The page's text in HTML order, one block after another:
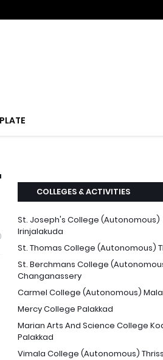
COLLEGES & ACTIVITIES
St. Joseph's College (Autonomous)
Irinjalakuda
St. Thomas College (Autonomous)
St. Berchmans College
Changanassery
Carmel College (Autonomous) Mala
Mercy College Palakkad
Marian Arts And Science College
Palakkad
Vimala College (Autonomous)